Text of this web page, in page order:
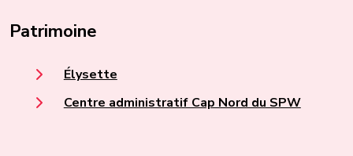
Patrimoine
Élysette
Centre administratif Cap Nord du SPW